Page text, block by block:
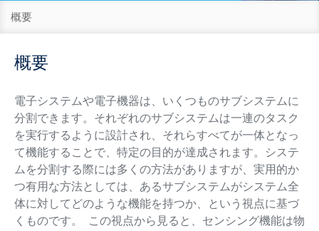
概要
概要
電子システムや電子機器は、いくつものサブシステムに
分割できます。それぞれのサブシステムは一連のタスク
を実行するように設計され、それらすべてが一体となっ
て機能することで、特定の目的が達成されます。システ
ムを分割する際には多くの方法がありますが、実用的か
つ有用な方法としては、あるサブシステムがシステム全
体に対してどのような機能を持つか、という視点に基づ
くものです。 この視点から見ると、センシング機能は物